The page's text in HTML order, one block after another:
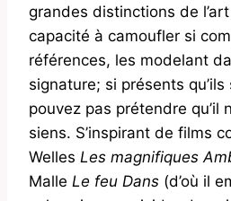
grandes distinctions de
capacité à camoufler si
références, les modelant
signature; si présents
pouvez pas prétendre qu’il
siens. S’inspirant de films
Welles Les magnifiques
Malle Le feu Dans (d’où il